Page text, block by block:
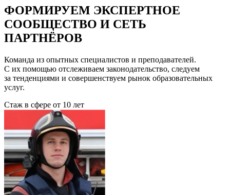
ФОРМИРУЕМ ЭКСПЕРТНОЕ
СООБЩЕСТВО И СЕТЬ
ПАРТНЁРОВ
Команда из опытных специалистов и преподавателей.
С их помощью отслеживаем законодательство, следуем
за тенденциями и совершенствуем рынок образовательных
услуг.
Стаж в сфере от 10 лет